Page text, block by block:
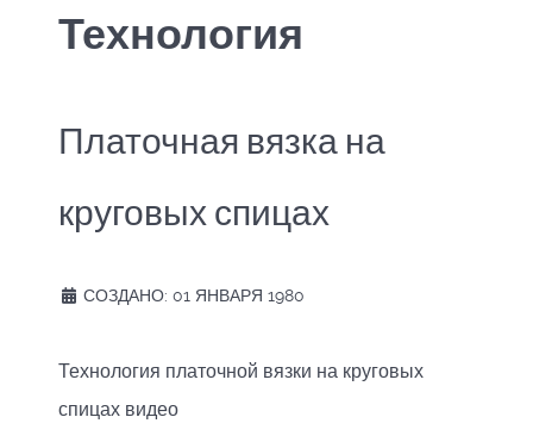
Технология
Платочная вязка на
круговых спицах
СОЗДАНО: 01 ЯНВАРЯ 1980
Технология платочной вязки на круговых
спицах видео